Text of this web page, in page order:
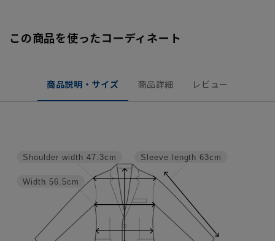
この商品を使ったコーディネート
商品説明・サイズ 商品詳細 レビュー
Sleeve length 63cm
Width 56.5cm
Shoulder width 47.3cm